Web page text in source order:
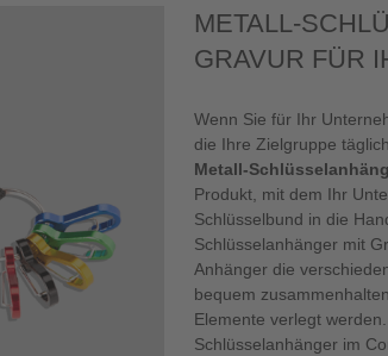
METALL-
GRAVUR FÜR
Wenn Sie für Ihr
die Ihre Zielgruppe
Metall-
Produkt, mit dem Ihr
Schlüsselbund in die
Schlüsselanhänger mit
Anhänger die
bequem
Elemente verlegt
Schlüsselanhänger im